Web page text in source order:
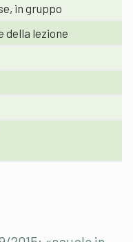
in gruppo
della lezione